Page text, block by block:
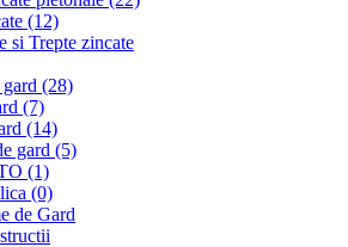
(12)
si Trepte zincate
(28)
(7)
(14)
gard (5)
(1)
(0)
de Gard